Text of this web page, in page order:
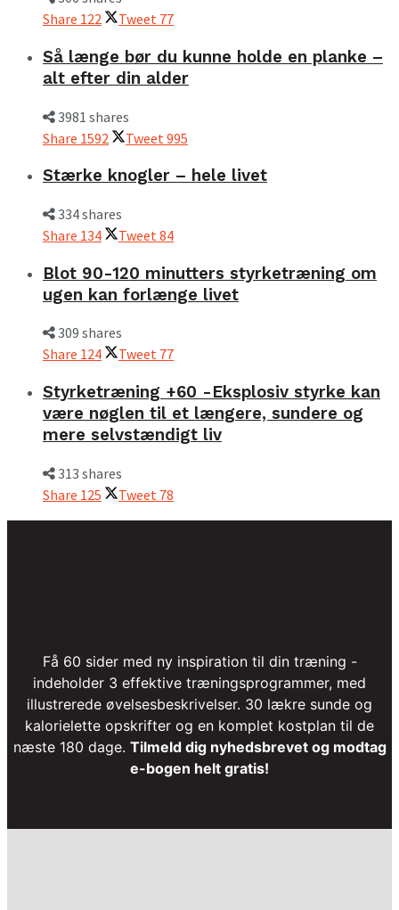
Share 122 Tweet 77
Så længe bør du kunne holde en planke –
alt efter din alder
3981 shares
Share 1592 Tweet 995
Stærke knogler – hele livet
334 shares
Share 134 Tweet 84
Blot 90-120 minutters styrketræning om
ugen kan forlænge livet
309 shares
Share 124 Tweet 77
Styrketræning +60 -Eksplosiv styrke kan
være nøglen til et længere, sundere og
mere selvstændigt liv
313 shares
Share 125 Tweet 78
Få 60 sider med ny inspiration til din træning -
indeholder 3 effektive træningsprogrammer, med
illustrerede øvelsesbeskrivelser. 30 lækre sunde og
kalorielette opskrifter og en komplet kostplan til de
næste 180 dage. Tilmeld dig nyhedsbrevet og modtag
e-bogen helt gratis!